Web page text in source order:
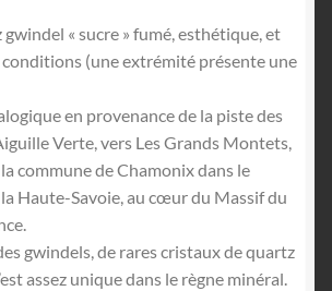
« sucre » fumé, esthétique, et
conditions (une extrémité présente une
en provenance de la piste des
Verte, vers Les Grands Montets,
commune de Chamonix dans le
Haute-Savoie, au cœur du Massif du
gwindels, de rares cristaux de quartz
assez unique dans le règne minéral.